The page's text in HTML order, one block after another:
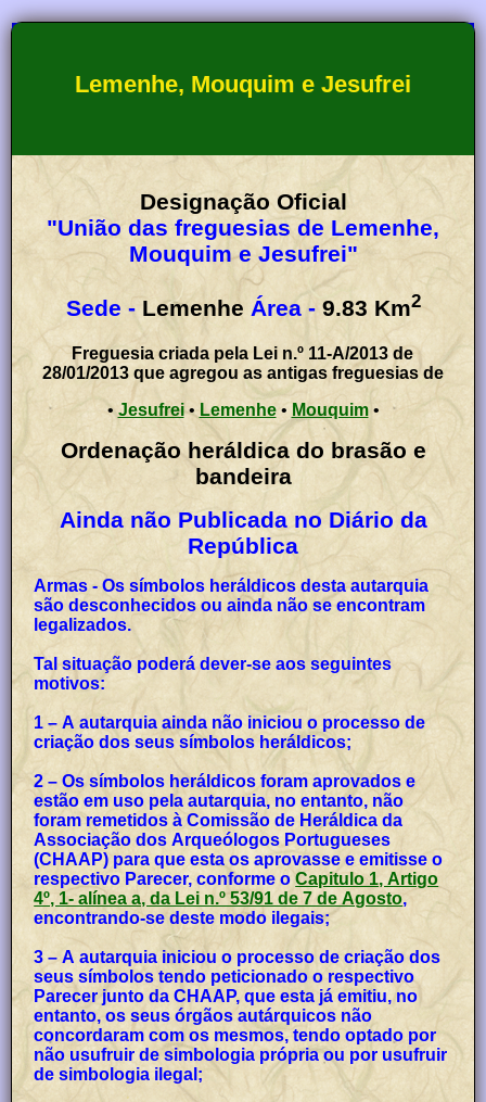
Lemenhe, Mouquim e Jesufrei
Designação Oficial
"União das freguesias de Lemenhe,
Mouquim e Jesufrei"
Sede - Lemenhe Área - 9.83 Km2
Freguesia criada pela Lei n.º 11-A/2013 de
28/01/2013 que agregou as antigas freguesias de
•Jesufrei• Lemenhe• Mouquim•
Ordenação heráldica do brasão e
bandeira
Ainda não Publicada no Diário da
República
Armas - Os símbolos heráldicos desta autarquia
são desconhecidos ou ainda não se encontram
legalizados.
Tal situação poderá dever-se aos seguintes
motivos:
1 – A autarquia ainda não iniciou o processo de
criação dos seus símbolos heráldicos;
2 – Os símbolos heráldicos foram aprovados e
estão em uso pela autarquia, no entanto, não
foram remetidos à Comissão de Heráldica da
Associação dos Arqueólogos Portugueses
(CHAAP) para que esta os aprovasse e emitisse o
respectivo Parecer, conforme oCapitulo 1, Artigo
4º, 1- alínea a, da Lei n.º 53/91 de 7 de Agosto,
encontrando-se deste modo ilegais;
3 – A autarquia iniciou o processo de criação dos
seus símbolos tendo peticionado o respectivo
Parecer junto da CHAAP, que esta já emitiu, no
entanto, os seus órgãos autárquicos não
concordaram com os mesmos, tendo optado por
não usufruir de simbologia própria ou por usufruir
de simbologia ilegal;